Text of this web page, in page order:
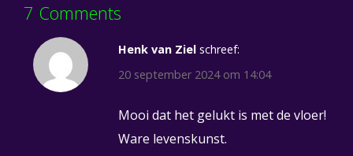
7 Comments
Henk van Ziel schreef:
20 september 2024 om 14:04
Mooi dat het gelukt is met de vloer!
Ware levenskunst.